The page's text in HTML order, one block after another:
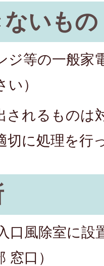
ないもの
ジ等の一般家
）
れるものは
切に処理を行
口風除室に設
窓口）